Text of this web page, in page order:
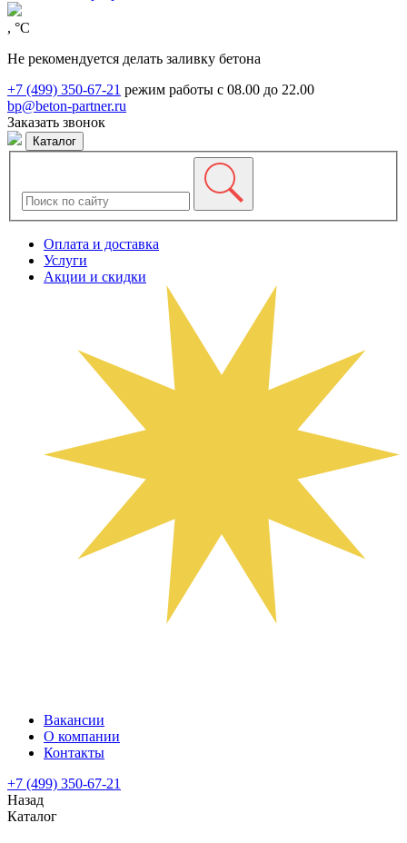
, °C
Не рекомендуется делать заливку бетона
+7 (499) 350-67-21 режим работы с 08.00 до 22.00
bp@beton-partner.ru
Заказать звонок
Каталог
Оплата и доставка
Услуги
Акции и скидки
Вакансии
О компании
Контакты
+7 (499) 350-67-21
Назад
Каталог